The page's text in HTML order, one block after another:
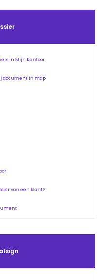
in Mijn Kantoor
document in map
van een klant?